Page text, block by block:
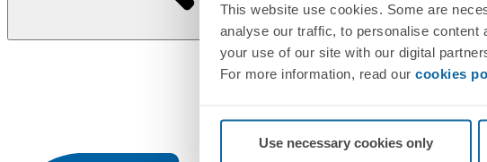
This website use cookies. Some are
analyse our traffic, to personalise content
your use of our site with our digital
For more information, read our cookies
Use necessary cookies only